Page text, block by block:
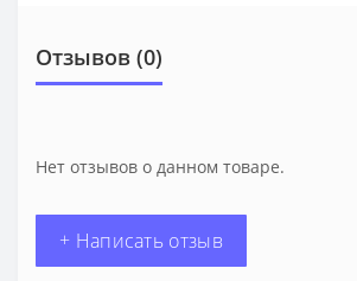
Отзывов (0)
Нет отзывов о данном товаре.
+ Написать отзыв